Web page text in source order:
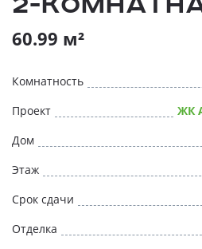
Акции
Новости
Выбор недвижимости
Офис продаж
Работа
2-
60.99 м²
Комнатность
Проект
ЖК
Дом
Этаж
Срок сдачи
Отделка
* Скидки